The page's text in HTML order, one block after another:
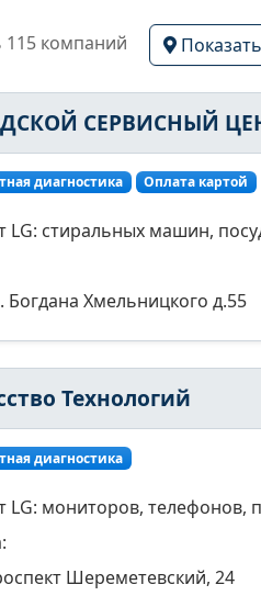
компаний
СЕРВИСНЫЙ
диагностика Оплата картой
LG: стиральных машин,
Богдана Хмельницкого д.55
Технологий
диагностика
LG: мониторов, телефонов,
Шереметевский, 24